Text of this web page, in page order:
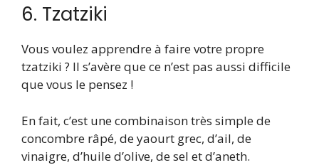
6. Tzatziki
Vous voulez apprendre à faire votre propre
tzatziki ? Il s’avère que ce n’est pas aussi difficile
que vous le pensez !
En fait, c’est une combinaison très simple de
concombre râpé, de yaourt grec, d’ail, de
vinaigre, d’huile d’olive, de sel et d’aneth.